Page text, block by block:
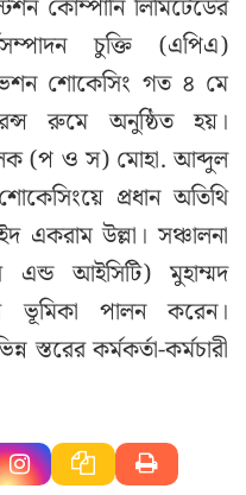
কোম্পানি লিমিটেডের
চুক্তি (এপিএ)
শোকেসিং গত ৪ মে
রুমে অনুষ্ঠিত হয়।
(প ও স) মোহা. আব্দুল
প্রধান অতিথি
একরাম উল্লা। সঞ্চালনা
আইসিটি) মুহাম্মদ
ভূমিকা পালন করেন।
স্তরের কর্মকর্তা-কর্মচারী